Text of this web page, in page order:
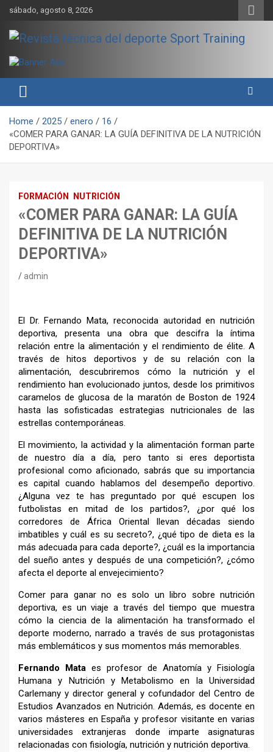
Skip
content
sábado, agosto 8, 2026
Revista técnica del deporte
Sport Training
rendimiento, nutrición y entrenamiento.
Home 2025 enero
16
«COMER PARA GANAR: LA GUÍA DEFINITIVA DE LA NUTRICIÓN
DEPORTIVA»
FORMACIÓN NUTRICIÓN
«COMER PARA GANAR: LA GUÍA
DEFINITIVA DE LA NUTRICIÓN
DEPORTIVA»
admin
El Dr. Fernando Mata, reconocida autoridad en nutrición
deportiva, presenta una obra que descifra la íntima
relación entre la alimentación y el rendimiento de élite. A
travésde hitos deportivos y de su relación con la
alimentación, descubriremos cómo la nutrición y el
rendimiento han evolucionado juntos, desde los primitivos
caramelos de glucosa de la maratón de Boston de 1924
hasta las sofisticadas estrategias nutricionales de las
estrellas contemporáneas.
El movimiento, la actividad y la alimentación forman parte
de nuestro día a día, pero tanto si eres deportista
profesional como aficionado, sabrás que su importancia
es capital cuando hablamos del desempeño deportivo.
¿Alguna vez te has preguntado por qué escupen los
futbolistas en mitad de los partidos?, ¿por qué los
corredores de África Oriental llevan décadas siendo
imbatibles y cuál es su secreto?, ¿qué tipo de dieta es la
más adecuada para cada deporte?, ¿cuál es la importancia
del sueño antes y después de una competición?, ¿cómo
afecta el deporte al envejecimiento?
Comer para ganar no es solo un libro sobre nutrición
deportiva, es un viaje a través del tiempo que muestra
cómo la ciencia de la alimentación ha transformado el
deporte moderno, narrado a través de sus protagonistas
más emblemáticos y sus momentos más memorables.
Fernando Mata es profesor de Anatomía y Fisiología
Humana y Nutrición y Metabolismo en la Universidad
Carlemany y director general y cofundador del Centro de
Estudios Avanzados en Nutrición. Además, es docente en
varios másteres enEspaña y profesor visitante en varias
universidadesextranjeras donde imparte asignaturas
relacionadas con fisiología, nutrición y nutrición deportiva.